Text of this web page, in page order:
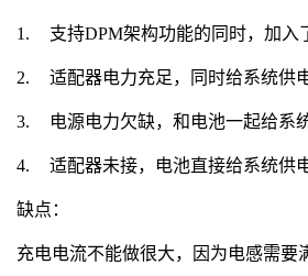
1. 支持DPM架构功能的同时，加入
2. 适配器电力充足，同时给系统供
3. 电源电力欠缺，和电池一起给系
4. 适配器未接，电池直接给系统供
缺点：
充电电流不能做很大，因为电感需要